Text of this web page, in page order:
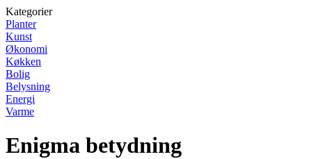
Kategorier
Planter
Kunst
Økonomi
Køkken
Bolig
Belysning
Energi
Varme
Enigma betydning